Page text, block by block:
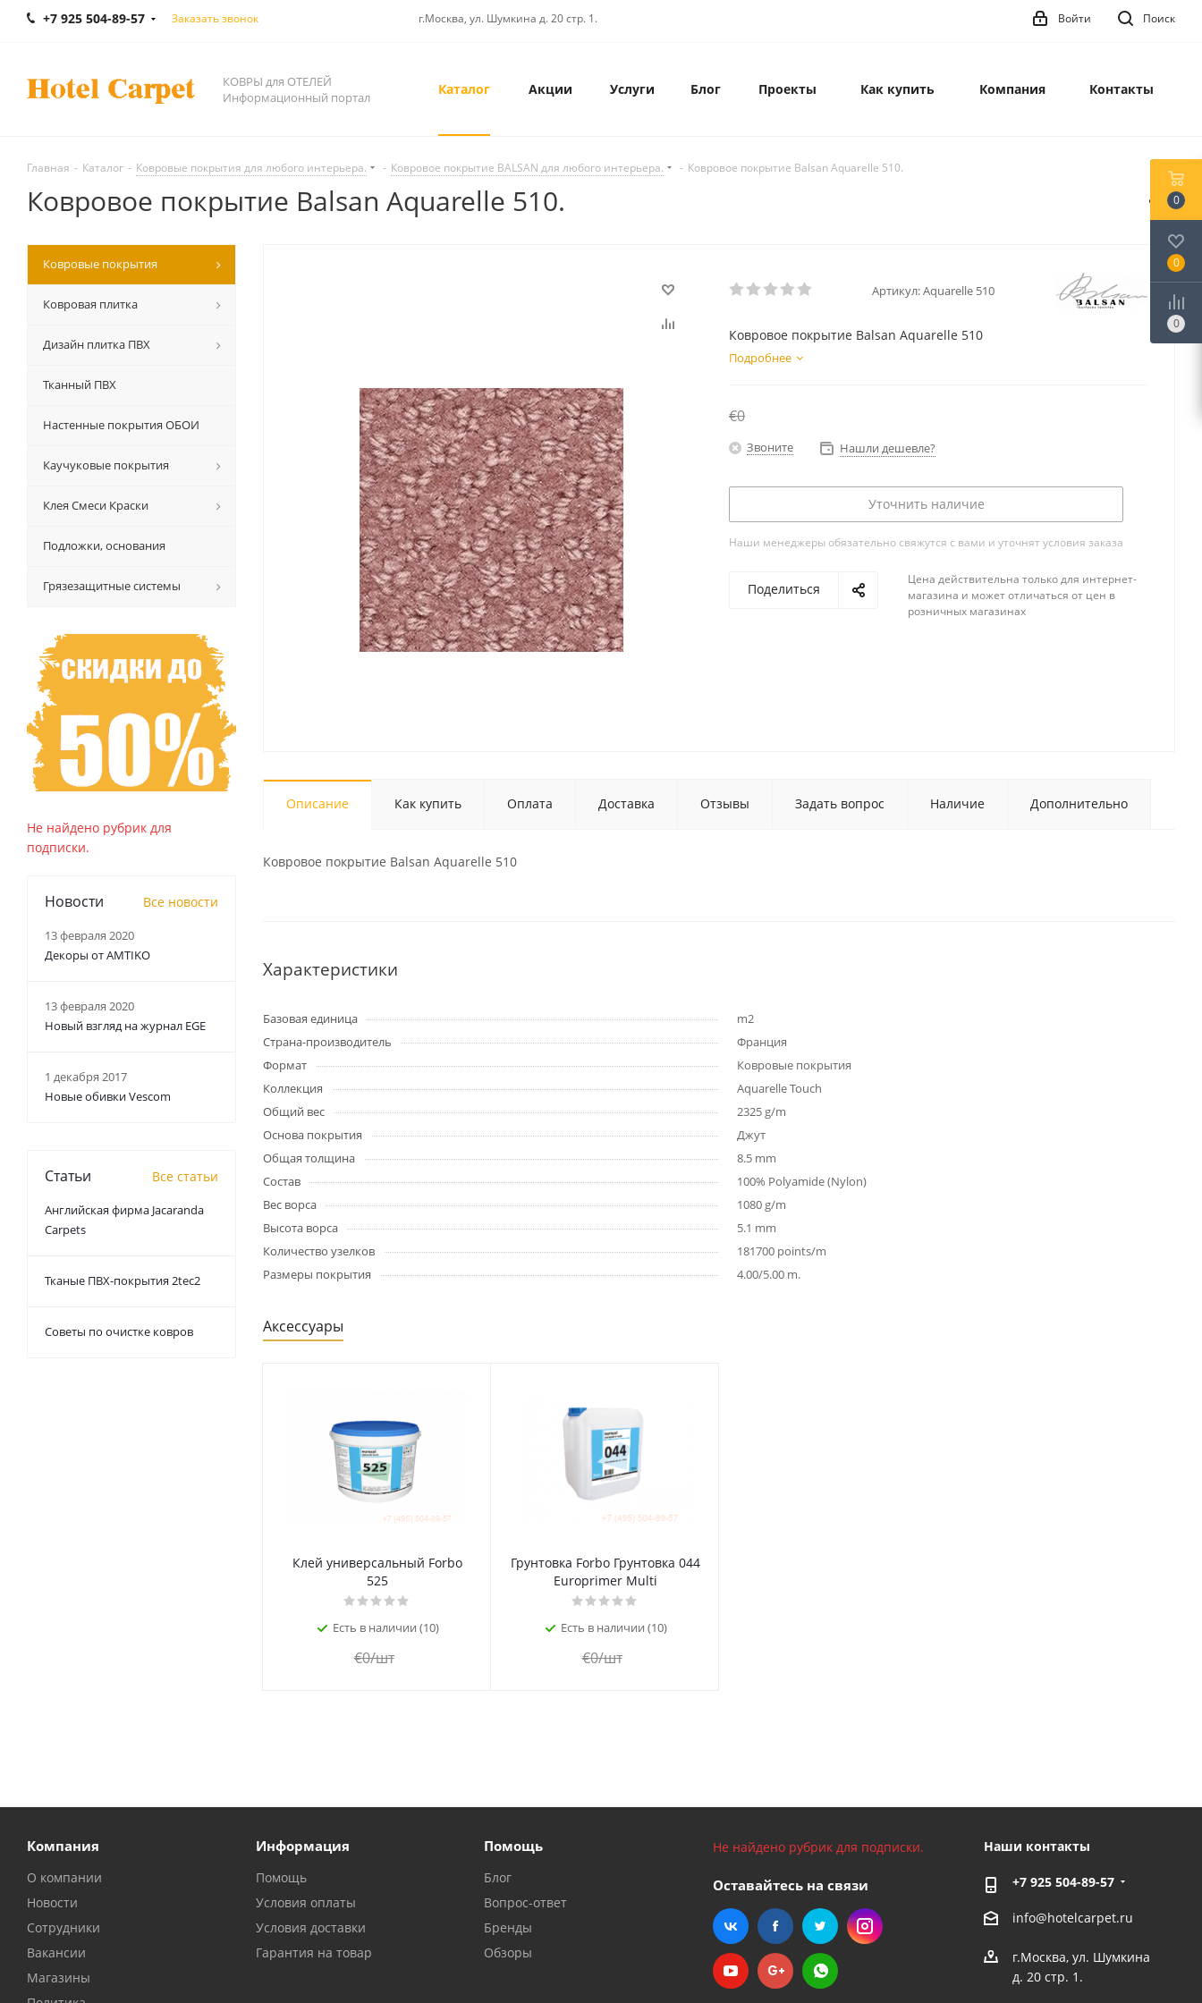
+7 925 504-89-57 Заказать звонок г.Москва, ул. Шумкина д. 20 стр. 1. Поиск
Войти
КОВРЫ для ОТЕЛЕЙ
Информационный портал
Каталог Акции Услуги Блог Проекты Как купить Компания Контакты
Главная - Каталог - Ковровые покрытия для любого интерьера. - Ковровое покрытие BALSAN для любого интерьера. - Ковровое покрытие Balsan Aquarelle 510.
Ковровое покрытие Balsan Aquarelle 510.
Артикул:Aquarelle 510
Ковровое покрытие Balsan Aquarelle 510
Подробнее
€0
Звоните Нашли дешевле?
Уточнить наличие
Наши менеджеры обязательно свяжутся с вами и уточнят условия заказа
Поделиться
Цена действительна только для интернет-
магазина и может отличаться от цен в
розничных магазинах
Описание Как купить Оплата Доставка Отзывы Задать вопрос Наличие Дополнительно
Ковровое покрытие Balsan Aquarelle 510
Характеристики
Базовая единица
m2
Страна-производитель
Франция
Формат
Ковровые покрытия
Коллекция
Aquarelle Touch
Общий вес
2325 g/m
Основа покрытия
Джут
Общая толщина
8.5 mm
Состав
100% Polyamide (Nylon)
Вес ворса
1080 g/m
Высота ворса
5.1 mm
Количество узелков
181700 points/m
Размеры покрытия
4.00/5.00 m.
Аксессуары
Клей универсальный Forbo
525
Есть в наличии (10)
€0/шт
Грунтовка Forbo Грунтовка 044
Europrimer Multi
Есть в наличии (10)
€0/шт
Ковровые покрытия
Ковровая плитка
Дизайн плитка ПВХ
Тканный ПВХ
Настенные покрытия ОБОИ
Каучуковые покрытия
Клея Смеси Краски
Подложки, основания
Грязезащитные системы
Не найдено рубрик для
подписки.
Новости Все новости
13 февраля 2020
Декоры от AMTIKO
13 февраля 2020
Новый взгляд на журнал EGE
1 декабря 2017
Новые обивки Vescom
Статьи Все статьи
Английская фирма Jacaranda
Carpets
Тканые ПВХ-покрытия 2tec2
Советы по очистке ковров
Компания
О компании
Новости
Сотрудники
Вакансии
Магазины
Информация
Помощь
Условия оплаты
Условия доставки
Гарантия на товар
Помощь
Блог
Вопрос-ответ
Бренды
Обзоры
Не найдено рубрик для подписки.
Оставайтесь на связи
Наши контакты
+7 925 504-89-57
info@hotelcarpet.ru
г.Москва, ул. Шумкина
д. 20 стр. 1.
0
0
0